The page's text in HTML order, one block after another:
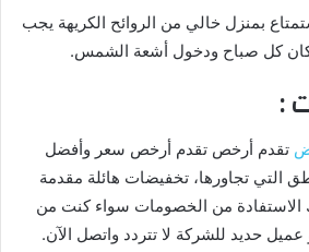
بمنزل خالي من الروائح الكريهة يجب
كل صباح ودخول أشعة الشمس.
:
تقدم أرخص تقدم أرخص سعر وأفضل
التي تجاورها، تخفيضات هائلة مقدمة
الاستفادة من الخصومات سواء كنت من
عميل حديد للشركة لا تتردد واتصل الآن.